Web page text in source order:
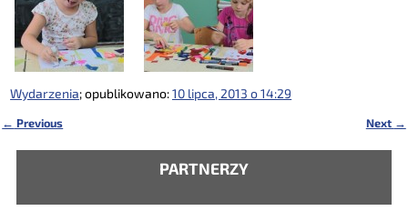
Wydarzenia; opublikowano:10 lipca, 2013 o 14:29
← Previous Next →
PARTNERZY